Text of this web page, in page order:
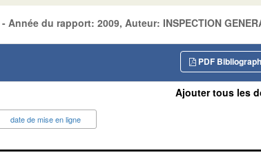
du rapport: 2009, Auteur: INSPECTION
PDF
date de mise en ligne
Ajouter tous les